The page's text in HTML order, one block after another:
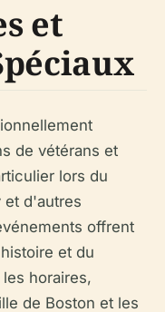
et
de vétérans et
lors du
et d'autres
offrent
et du
horaires,
de Boston et les